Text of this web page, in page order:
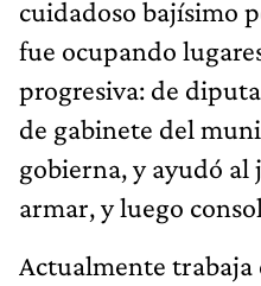
cuidadoso bajísimo
fue ocupando
progresiva: de
de gabinete del
gobierna, y ayudó al
armar, y luego
Actualmente trabaja